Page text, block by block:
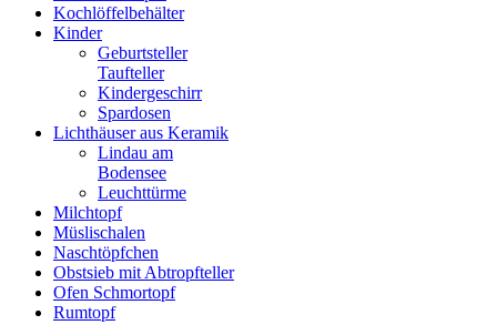
Kochlöffelbehälter
Kinder
Geburtsteller
Taufteller
Kindergeschirr
Spardosen
Lichthäuser aus Keramik
Lindau am
Bodensee
Leuchttürme
Milchtopf
Müslischalen
Naschtöpfchen
Obstsieb mit Abtropfteller
Ofen Schmortopf
Rumtopf